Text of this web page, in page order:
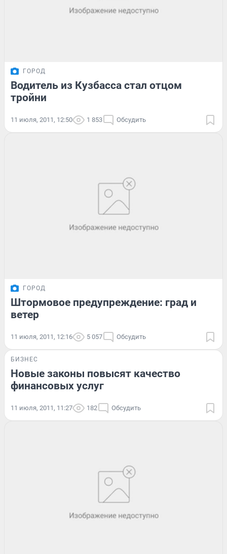
ГОРОД
Водитель из Кузбасса стал отцом
тройни
11 июля, 2011, 12:50 1 853 Обсудить
ГОРОД
Штормовое предупреждение: град и
ветер
11 июля, 2011, 12:16 5 057 Обсудить
БИЗНЕС
Новые законы повысят качество
финансовых услуг
11 июля, 2011, 11:27 182 Обсудить